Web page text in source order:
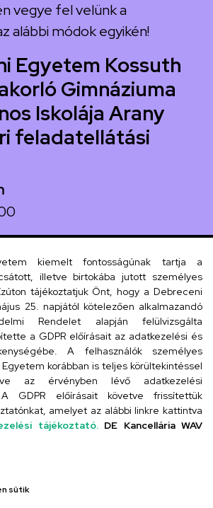
vegye fel velünk a
alábbi módok egyikén!
Egyetem Kossuth
Gimnáziuma
Iskolája Arany
feladatellátási
alt.unideb.hu
Arany János tér 1.
telefonkönyv
kiemelt fontosságúnak tartja a
illetve birtokába jutott személyes
tájékoztatjuk Önt, hogy a Debreceni
25. napjától kötelezően alkalmazandó
Rendelet alapján felülvizsgálta
a GDPR előírásait az adatkezelési és
A felhasználók személyes
korábban is teljes körültekintéssel
az érvényben lévő adatkezelési
A GDPR előírásait követve frissítettük
amelyet az alábbi linkre kattintva
tájékoztató. DE Kancellária WAV
sütik